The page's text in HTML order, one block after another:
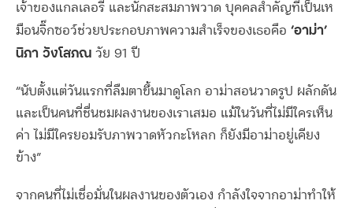
เจ้าของแกลเลอรี และนักสะสมภาพวาด บุคคลสำคัญที่เป็นเห
มือนจิ๊กซอว์ช่วยประกอบภาพความสำเร็จของเธอคือ ‘อาม่า’
นิภา วังโสภณ วัย 91 ปี
“นับตั้งแต่วันแรกที่ลืมตาขึ้นมาดูโลก อาม่าสอนวาดรูป ผลักดัน
และเป็นคนที่ชื่นชมผลงานของเราเสมอ แม้ในวันที่ไม่มีใครเห็น
ค่า ไม่มีใครยอมรับภาพวาดหัวกะโหลก ก็ยังมีอาม่าอยู่เคียง
ข้าง”
จากคนที่ไม่เชื่อมั่นในผลงานของตัวเอง กำลังใจจากอาม่าทำให้